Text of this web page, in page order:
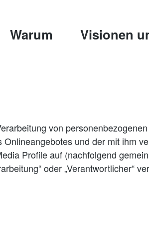
Warum Visionen
von
und der mit ihm
Profile auf (nachfolgend
oder „Verantwortlicher“